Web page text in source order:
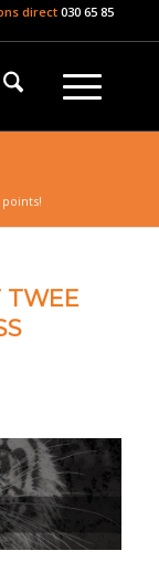
direct 030 65 85
TWEE